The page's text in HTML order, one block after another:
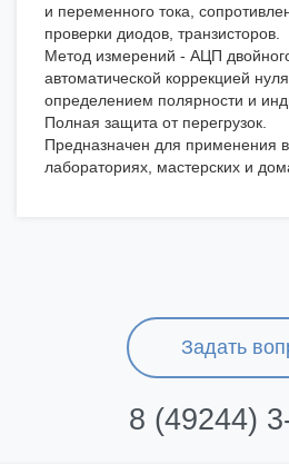
и переменного тока,
проверки диодов, транзисторов.
Метод измерений - АЦП
автоматической коррекцией
определением полярности и
Полная защита от перегрузок.
Предназначен для применения
лабораториях, мастерских и
Задать
8 (49244)